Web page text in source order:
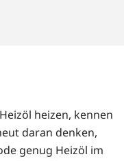
heizen, kennen
daran denken,
genug Heizöl im